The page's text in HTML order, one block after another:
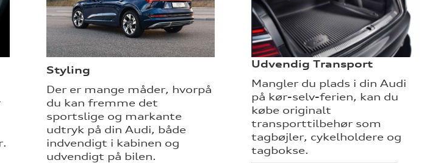
Styling
Der er mange måder, hvorpå
du kan fremme det
sportslige og markante
udtryk på din Audi, både
indvendigt i kabinen og
udvendigt på bilen.
Udvendig Transport
Mangler du plads i din Audi
på kør-selv-ferien, kan du
købe originalt
transporttilbehør som
tagbøjler, cykelholdere og
tagbokse.